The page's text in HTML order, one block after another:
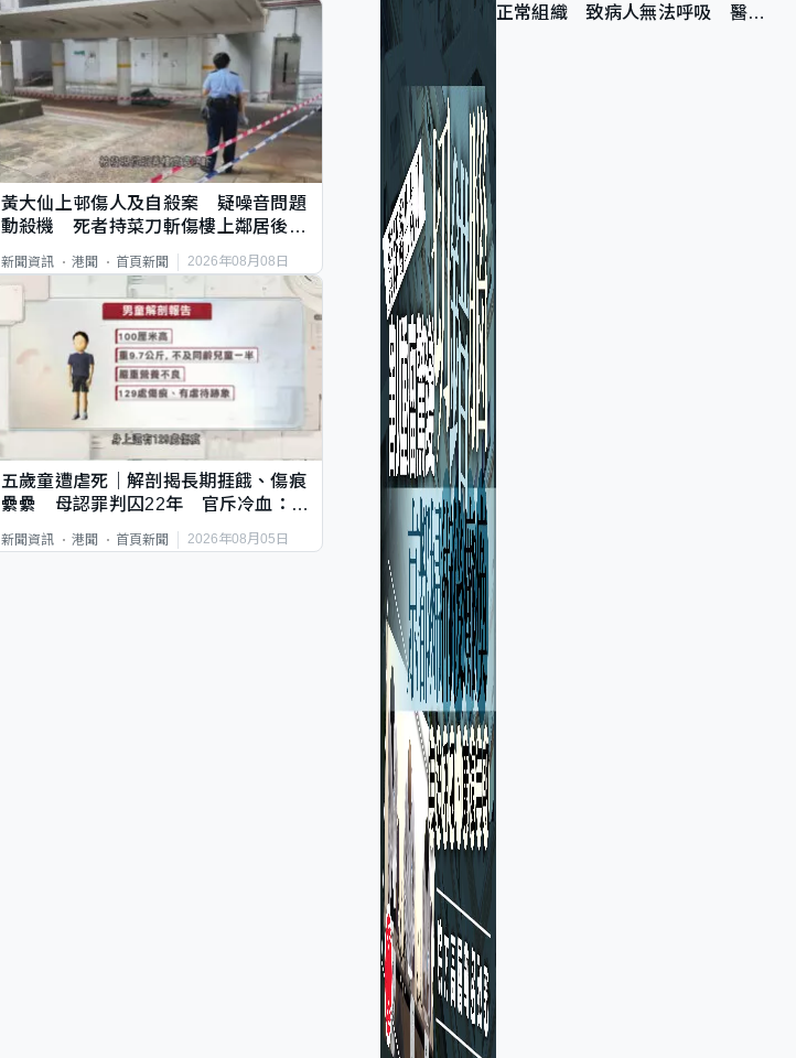
黃大仙上邨傷人及自殺案 疑噪音問題
動殺機 死者持菜刀斬傷樓上鄰居後墮
新聞資訊 港聞 首頁新聞 2026年08月08日
五歲童遭虐死｜解剖揭長期捱餓、傷痕
纍纍 母認罪判囚22年 官斥冷血：同
新聞資訊 港聞 首頁新聞 2026年08月05日
正常組織 致病人無法呼吸 醫院